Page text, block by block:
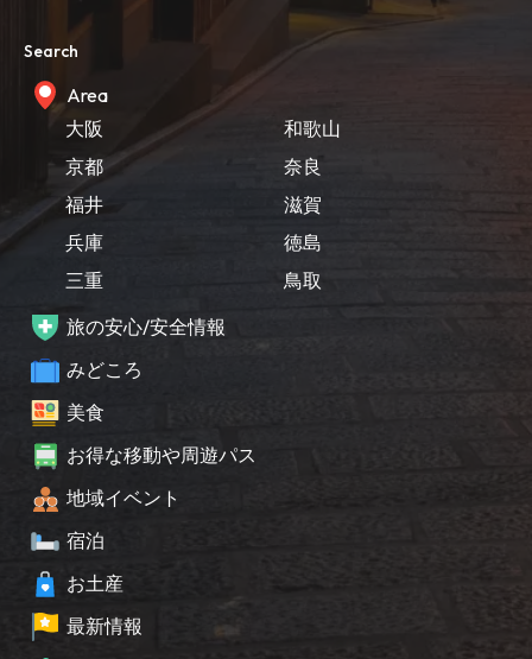
Search
Area
大阪
京都
福井
兵庫
三重
和歌山
奈良
滋賀
徳島
鳥取
旅の安心/安全情報
みどころ
美食
お得な移動や周遊パス
地域イベント
宿泊
お土産
最新情報